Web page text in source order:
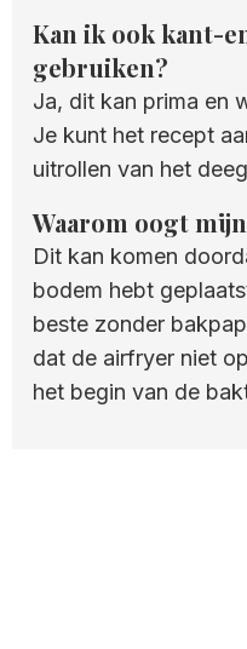
Kan ik ook kant-
gebruiken?
Ja, dit kan prima en
Je kunt het recept
uitrollen van het
Waarom oogt
Dit kan komen
bodem hebt
beste zonder
dat de airfryer niet
het begin van de